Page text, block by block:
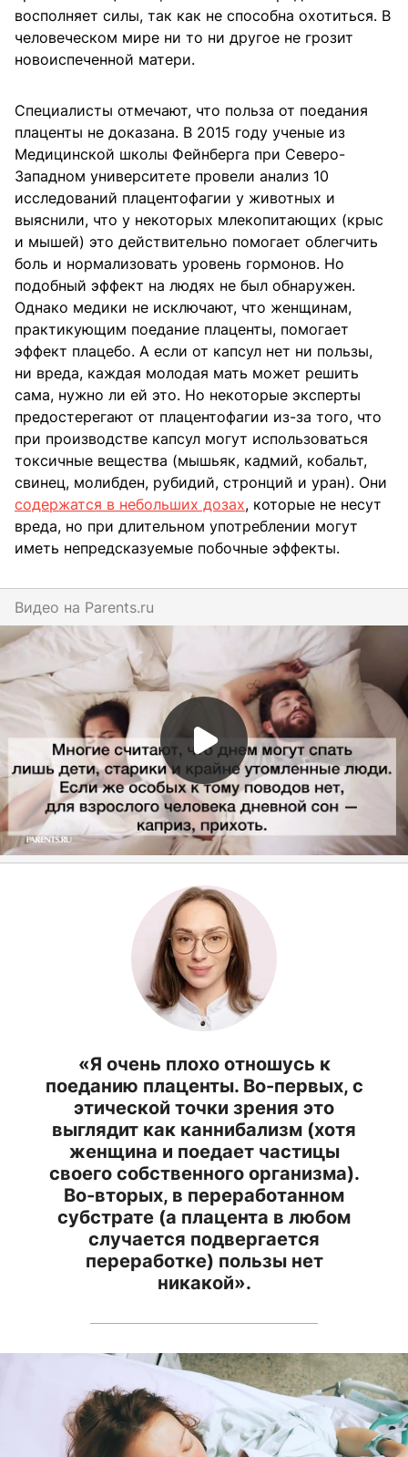
восполняет силы, так как не способна охотиться. В
человеческом мире ни то ни другое не грозит
новоиспеченной матери.
Специалисты отмечают, что польза от поедания
плаценты не доказана. В 2015 году ученые из
Медицинской школы Фейнберга при Северо-
Западном университете провели анализ 10
исследований плацентофагии у животных и
выяснили, что у некоторых млекопитающих (крыс
и мышей) это действительно помогает облегчить
боль и нормализовать уровень гормонов. Но
подобный эффект на людях не был обнаружен.
Однако медики не исключают, что женщинам,
практикующим поедание плаценты, помогает
эффект плацебо. А если от капсул нет ни пользы,
ни вреда, каждая молодая мать может решить
сама, нужно ли ей это. Но некоторые эксперты
предостерегают от плацентофагии из-за того, что
при производстве капсул могут использоваться
токсичные вещества (мышьяк, кадмий, кобальт,
свинец, молибден, рубидий, стронций и уран). Они
содержатся в небольших дозах, которые не несут
вреда, но при длительном употреблении могут
иметь непредсказуемые побочные эффекты.
Видео на parents.ru
«Я очень плохо отношусь к
поеданию плаценты. Во-первых, с
этической точки зрения это
выглядит как каннибализм (хотя
женщина и поедает частицы
своего собственного организма).
Во-вторых, в переработанном
субстрате (а плацента в любом
случается подвергается
переработке) пользы нет
никакой».